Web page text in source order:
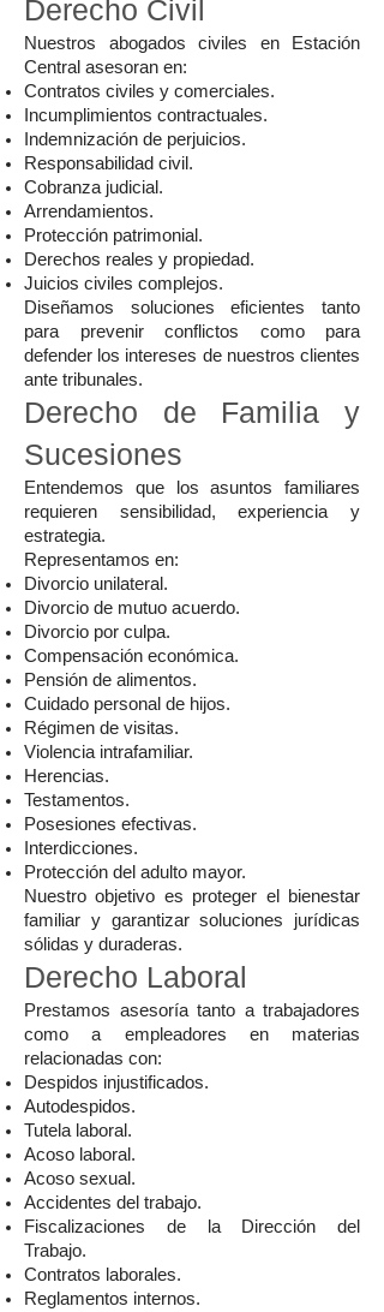
Derecho Civil
Nuestros abogados civiles en Estación
Central asesoran en:
Contratos civiles y comerciales.
Incumplimientos contractuales.
Indemnización de perjuicios.
Responsabilidad civil.
Cobranza judicial.
Arrendamientos.
Protección patrimonial.
Derechos reales y propiedad.
Juicios civiles complejos.
Diseñamos soluciones eficientes tanto
para prevenir conflictos como para
defender los intereses de nuestros clientes
ante tribunales.
Derecho de Familia y
Sucesiones
Entendemos que los asuntos familiares
requieren sensibilidad, experiencia y
estrategia.
Representamos en:
Divorcio unilateral.
Divorcio de mutuo acuerdo.
Divorcio por culpa.
Compensación económica.
Pensión de alimentos.
Cuidado personal de hijos.
Régimen de visitas.
Violencia intrafamiliar.
Herencias.
Testamentos.
Posesiones efectivas.
Interdicciones.
Protección del adulto mayor.
Nuestro objetivo es proteger el bienestar
familiar y garantizar soluciones jurídicas
sólidas y duraderas.
Derecho Laboral
Prestamos asesoría tanto a trabajadores
como a empleadores en materias
relacionadas con:
Despidos injustificados.
Autodespidos.
Tutela laboral.
Acoso laboral.
Acoso sexual.
Accidentes del trabajo.
Fiscalizaciones de la Dirección del
Trabajo.
Contratos laborales.
Reglamentos internos.